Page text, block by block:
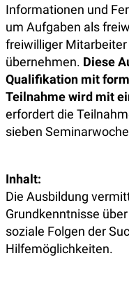
Informationen und
um Aufgaben als
freiwilliger
übernehmen. Diese
Qualifikation mit
Teilnahme wird mit
erfordert die
sieben
Inhalt:
Die Ausbildung
Grundkenntnisse
soziale Folgen der
Hilfemöglichkeiten.